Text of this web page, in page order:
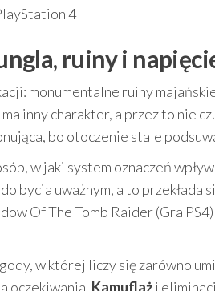
4
ruiny i
monumentalne ruiny
inny charakter, a przez to nie
bo otoczenie stale
w jaki system oznaczeń
bycia uważnym, a to przekłada
Of The Tomb Raider (Gra
w której liczy się zarówno
oczekiwania. Kamuflażi